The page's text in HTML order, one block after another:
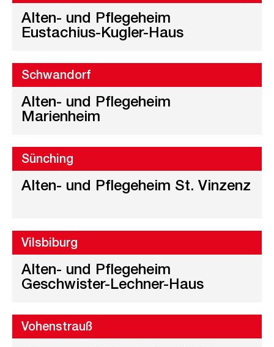
Alten- und Pflegeheim
Eustachius-Kugler-Haus
Schwandorf
Alten- und Pflegeheim
Marienheim
Sünching
Alten- und Pflegeheim St. Vinzenz
Vilsbiburg
Alten- und Pflegeheim
Geschwister-Lechner-Haus
Vohenstrauß